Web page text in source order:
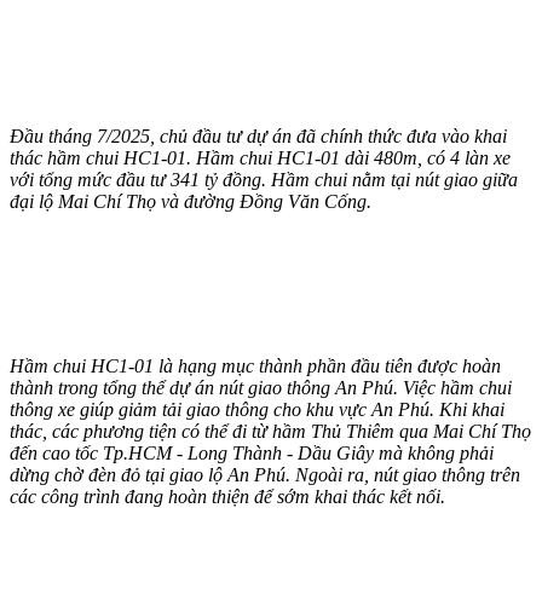
Đầu tháng 7/2025, chủ đầu tư dự án đã chính thức đưa vào khai
thác hầm chui HC1-01. Hầm chui HC1-01 dài 480m, có 4 làn xe
với tổng mức đầu tư 341 tỷ đồng. Hầm chui nằm tại nút giao giữa
đại lộ Mai Chí Thọ và đường Đồng Văn Cống.
Hầm chui HC1-01 là hạng mục thành phần đầu tiên được hoàn
thành trong tổng thể dự án nút giao thông An Phú. Việc hầm chui
thông xe giúp giảm tải giao thông cho khu vực An Phú. Khi khai
thác, các phương tiện có thể đi từ hầm Thủ Thiêm qua Mai Chí Thọ
đến cao tốc Tp.HCM - Long Thành - Dầu Giây mà không phải
dừng chờ đè‌n đ‌ỏ tại giao lộ An Phú. Ngoài ra, nút giao thông trên
các công trình đang hoàn thiện để sớm khai thác kết nối.